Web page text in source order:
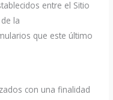
entre el Sitio
la
que este último
con una finalidad